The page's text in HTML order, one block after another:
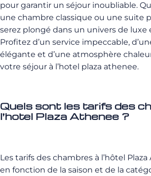
pour garantir un séjour inoubliable.
une chambre classique ou une suite
serez plongé dans un univers de luxe
Profitez d’un service impeccable,
élégante et d’une atmosphère
votre séjour à l’hotel plaza athenee.
Quels sont les tarifs des
l’hotel Plaza Athenee ?
Les tarifs des chambres à l’hôtel
en fonction de la saison et de la